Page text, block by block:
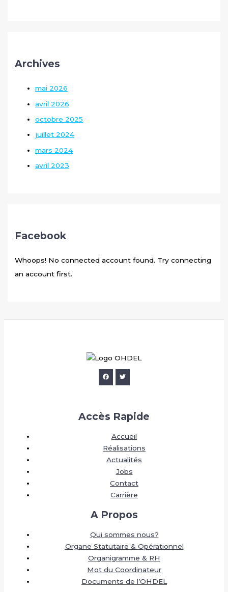
Archives
mai 2026
avril 2026
octobre 2025
juillet 2024
mars 2024
avril 2023
Facebook
Whoops! No connected account found. Try connecting
an account first.
Accès Rapide
Accueil
Réalisations
Actualités
Jobs
Contact
Carrière
A Propos
Qui sommes nous?
Organe Statutaire & Opérationnel
Organigramme & RH
Mot du Coordinateur
Documents de l’OHDEL